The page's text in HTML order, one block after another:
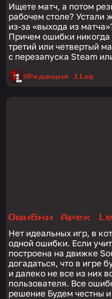
Ищете матч, а потом
рабочем столе? Устали
из-за «выхода из
Причем ошибки
третий или четвертый
с перезапуска Steam
@Редакция 1lag
Ошибки Apex
Нет идеальных игр, в
одной ошибки. Если
построена на движке
догадаться, что в игре
и далеко не все из них
пользователя. Все ошибки в Apex Legends и их
решение Будем